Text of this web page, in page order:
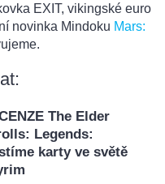
EXIT, vikingské euro
novinka Mindoku Mars:
The Elder
Legends:
karty ve světě